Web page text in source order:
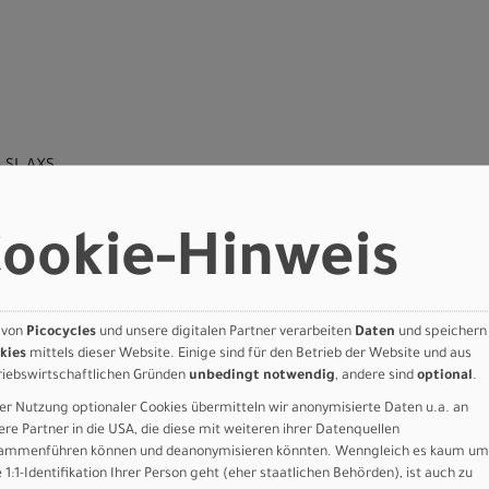
AXS
A2 4 piston Hydraulic Disc
Motive Ultimate A2 4 piston Hydraulic Disc
Ultimate A2 4 piston Hydraulic Disc
120TPI ProWall/TLR
Hinweis
Picocycles und unsere digitalen Partner verarbeiten Daten und speichern
mittels dieser Website. Einige sind für den Betrieb der Website und aus
Gründen unbedingt notwendig, andere sind optional.
Nutzung optionaler Cookies übermitteln wir anonymisierte Daten u.a. an
Partner in die USA, die diese mit weiteren ihrer Datenquellen
können und deanonymisieren könnten. Wenngleich es kaum um
1:1-Identifikation Ihrer Person geht (eher staatlichen Behörden), ist auch zu